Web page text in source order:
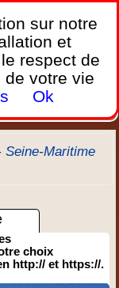
,
et PC.
Montagnes
Seine-Maritime
choix
http:// et https://.
sur notre
et
respect de
de votre vie
Ok